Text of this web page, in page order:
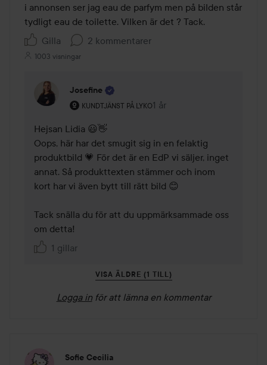
i annonsen ser jag eau de parfym men på bilden står
tydligt eau de toilette. Vilken är det ? Tack.
Gilla
2 kommentarer
1003 visningar
Josefine
KUNDTJÄNST PÅ LYKO
Användarens roll: Kundtjänst på Lyko.
1 år
Kommentaren lades 1 år
Hejsan Lidia 😃👋
Oops, här har det smugit sig in en felaktig
produktbild 💗 För det är en EdP vi säljer, inget
annat. Så produkttexten stämmer och inom
kort har vi även bytt till rätt bild 😊
Tack snälla du för att du uppmärksammade oss
om detta!
1 gillar
VISA ÄLDRE (1 TILL)
Logga in för att lämna en kommentar
Sofie Cecilia